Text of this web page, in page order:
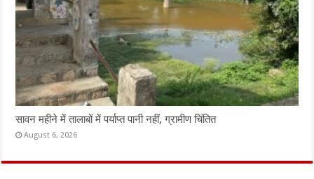
सावन महीने में तालाबों में पर्याप्त पानी नहीं, ग्रामीण चिंतित
August 6, 2026